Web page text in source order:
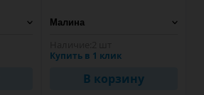
Купить в 1 клик
В корзину